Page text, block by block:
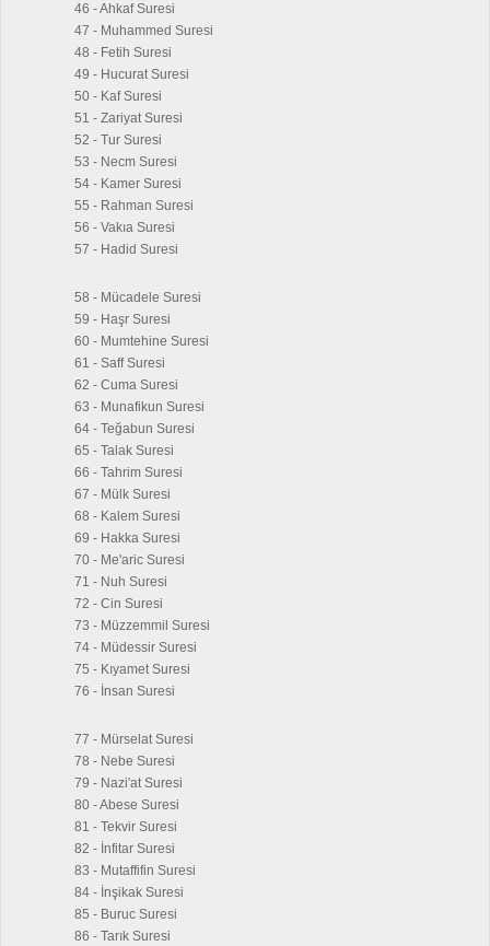
46 - Ahkaf Suresi
47 - Muhammed Suresi
48 - Fetih Suresi
49 - Hucurat Suresi
50 - Kaf Suresi
51 - Zariyat Suresi
52 - Tur Suresi
53 - Necm Suresi
54 - Kamer Suresi
55 - Rahman Suresi
56 - Vakıa Suresi
57 - Hadid Suresi
58 - Mücadele Suresi
59 - Haşr Suresi
60 - Mumtehine Suresi
61 - Saff Suresi
62 - Cuma Suresi
63 - Munafikun Suresi
64 - Teğabun Suresi
65 - Talak Suresi
66 - Tahrim Suresi
67 - Mülk Suresi
68 - Kalem Suresi
69 - Hakka Suresi
70 - Me'aric Suresi
71 - Nuh Suresi
72 - Cin Suresi
73 - Müzzemmil Suresi
74 - Müdessir Suresi
75 - Kıyamet Suresi
76 - İnsan Suresi
77 - Mürselat Suresi
78 - Nebe Suresi
79 - Nazi'at Suresi
80 - Abese Suresi
81 - Tekvir Suresi
82 - İnfitar Suresi
83 - Mutaffifin Suresi
84 - İnşikak Suresi
85 - Buruc Suresi
86 - Tarık Suresi